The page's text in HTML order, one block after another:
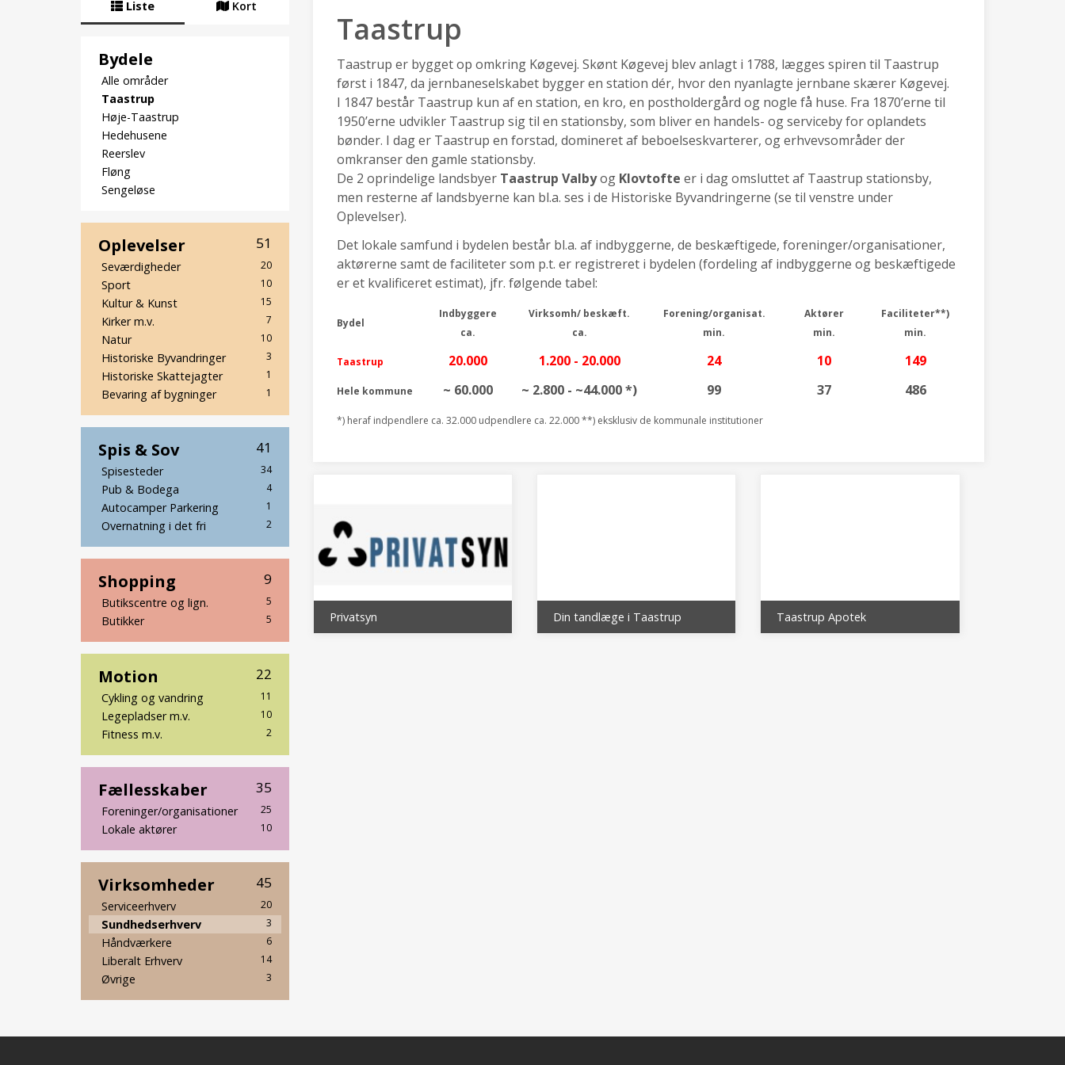
Liste Kort
Bydele
Alle områder
Taastrup
Høje-Taastrup
Hedehusene
Reerslev
Fløng
Sengeløse
51
Oplevelser
20
Seværdigheder
10
Sport
15
Kultur & Kunst
7
Kirker m.v.
10
Natur
3
Historiske Byvandringer
1
Historiske Skattejagter
1
Bevaring af bygninger
41
Spis & Sov
34
Spisesteder
4
Pub & Bodega
1
Autocamper Parkering
2
Overnatning i det fri
9
Shopping
5
Butikscentre og lign.
5
Butikker
22
Motion
11
Cykling og vandring
10
Legepladser m.v.
2
Fitness m.v.
35
Fællesskaber
25
Foreninger/organisationer
10
Lokale aktører
45
Virksomheder
20
Serviceerhverv
3
Sundhedserhverv
6
Håndværkere
14
Liberalt Erhverv
3
Øvrige
Taastrup
Taastrup er bygget op omkring Køgevej. Skønt Køgevej blev anlagt i 1788, lægges spiren til Taastrup
først i 1847, da jernbaneselskabet bygger en station dér, hvor den nyanlagte jernbane skærer Køgevej.
I 1847 består Taastrup kun af en station, en kro, en postholdergård og nogle få huse. Fra 1870’erne til
1950’erne udvikler Taastrup sig til en stationsby, som bliver en handels- og serviceby for oplandets
bønder. I dag er Taastrup en forstad, domineret af beboelseskvarterer, og erhvevsområder der
omkranser den gamle stationsby.
De 2 oprindelige landsbyer Taastrup Valbyog Klovtofte er i dag omsluttet af Taastrup stationsby,
men resterne af landsbyerne kan bl.a. ses i de Historiske Byvandringerne (se til venstre under
Oplevelser).
Det lokale samfund i bydelen består bl.a. af indbyggerne, de beskæftigede, foreninger/organisationer,
aktørerne samt de faciliteter som p.t. er registreret i bydelen (fordeling af indbyggerne og beskæftigede
er et kvalificeret estimat), jfr. følgende tabel:
Bydel
Indbyggere
ca.
Virksomh/ beskæft.
ca.
Forening/organisat.
min.
Aktører
min.
Faciliteter**)
min.
Taastrup 20.000 1.200 - 20.000 24 10 149
Hele kommune ~ 60.000 ~ 2.800 - ~44.000 *) 99 37 486
*) heraf indpendlere ca. 32.000 udpendlere ca. 22.000 **) eksklusiv de kommunale institutioner
Privatsyn Din tandlæge i Taastrup Taastrup Apotek